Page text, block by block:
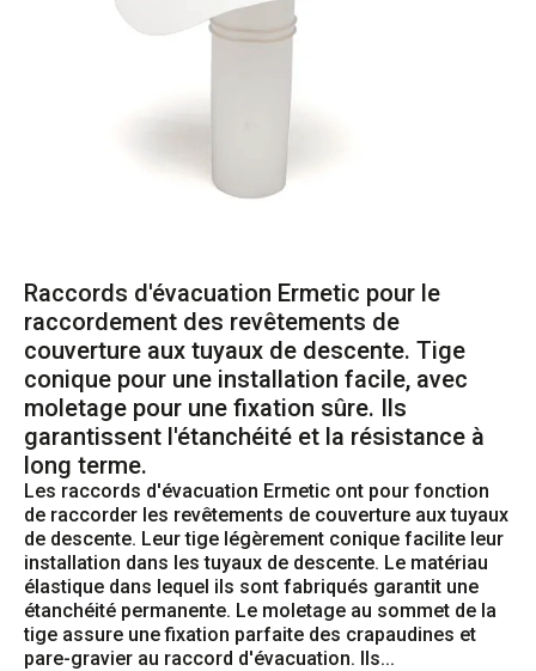
Raccords d'évacuation Ermetic pour le
raccordement des revêtements de
couverture aux tuyaux de descente. Tige
conique pour une installation facile, avec
moletage pour une fixation sûre. Ils
garantissent l'étanchéité et la résistance à
long terme.
Les raccords d'évacuation Ermetic ont pour fonction
de raccorder les revêtements de couverture aux tuyaux
de descente. Leur tige légèrement conique facilite leur
installation dans les tuyaux de descente. Le matériau
élastique dans lequel ils sont fabriqués garantit une
étanchéité permanente. Le moletage au sommet de la
tige assure une fixation parfaite des crapaudines et
pare-gravier au raccord d'évacuation. Ils...